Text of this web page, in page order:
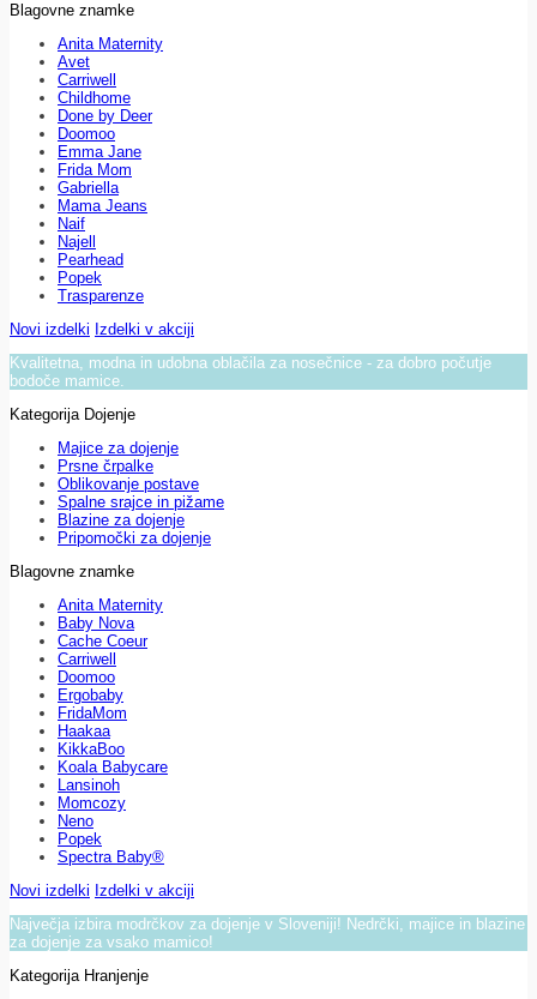
Blagovne znamke
Anita Maternity
Avet
Carriwell
Childhome
Done by Deer
Doomoo
Emma Jane
Frida Mom
Gabriella
Mama Jeans
Naif
Najell
Pearhead
Popek
Trasparenze
Novi izdelki Izdelki v akciji
Kvalitetna, modna in udobna oblačila za nosečnice - za dobro počutje
bodoče mamice.
Kategorija Dojenje
Majice za dojenje
Prsne črpalke
Oblikovanje postave
Spalne srajce in pižame
Blazine za dojenje
Pripomočki za dojenje
Blagovne znamke
Anita Maternity
Baby Nova
Cache Coeur
Carriwell
Doomoo
Ergobaby
FridaMom
Haakaa
KikkaBoo
Koala Babycare
Lansinoh
Momcozy
Neno
Popek
Spectra Baby®
Novi izdelki Izdelki v akciji
Največja izbira modrčkov za dojenje v Sloveniji! Nedrčki, majice in blazine
za dojenje za vsako mamico!
Kategorija Hranjenje